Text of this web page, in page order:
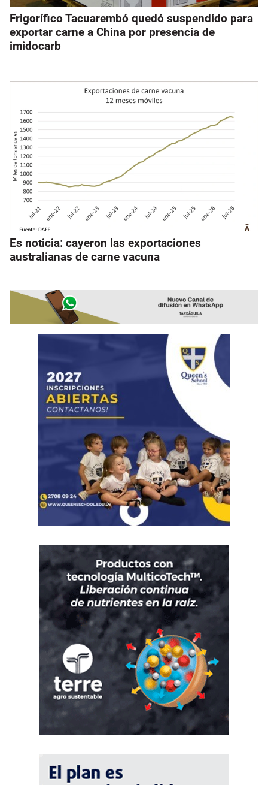
Frigorífico Tacuarembó quedó suspendido para
exportar carne a China por presencia de
imidocarb
Es noticia: cayeron las exportaciones
australianas de carne vacuna